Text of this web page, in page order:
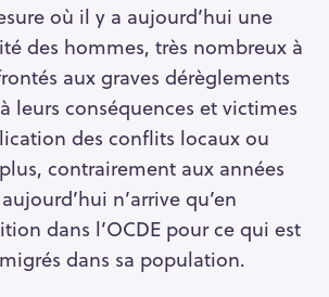
où il y a aujourd’hui une
des hommes, très nombreux à
aux graves dérèglements
leurs conséquences et victimes
des conflits locaux ou
contrairement aux années
n’arrive qu’en
dans l’OCDE pour ce qui est
dans sa population.